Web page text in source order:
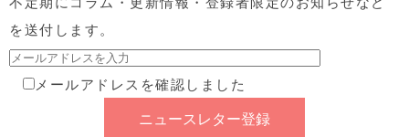
を送付します。
メールアドレスを確認しました